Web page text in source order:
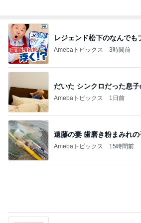
好奇心を満たしに行く初の国
Amebaトピックス